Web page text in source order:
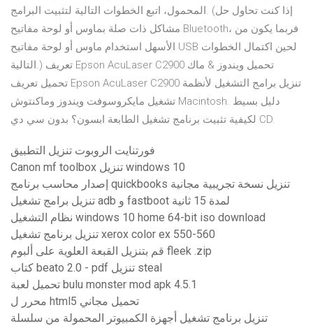
المحمول، اتبع الخطوات التالية لتثبيت البرامج. (إذا كنت تحاول حل
مشاكل ذات صلة بماوس أو لوحة مفاتيح Bluetooth، فربما يكون من
الأسهل استخدام ماوس أو لوحة مفاتيح USB لحين اكتمال الخطوات
التالية.) تعريف Epson AcuLaser C2900 تحميل ويندوز & ماك
تحميل تعريف Epson AcuLaser C2900 تنزيل برامج التشغيل لأنظمة
تشغيل مايكروسوفت ويندوز وماكنتوش Macintosh. دليل بسيط
لكيفية تثبيت برنامج تشغيل الطابعة ابسون؟ بدون سي دي CD.
فورتنايت الروبوت تنزيل التطبيق
Canon mf toolbox تنزيل windows 10
إصدار محاسب برنامج quickbooks تنزيل نسخة تجريبية مجانية
تنزيل برامج تشغيل adb و fastboot لمدة 15 ثانية
نظام التشغيل windows 10 home 64-bit iso download
تنزيل برنامج تشغيل xerox color ex 550-560
قم بتنزيل القبعة العلوية على ألبوم fleek .zip
كتاب beato 2.0 - pdf تنزيل steal
تحميل لعبة bulu monster mod apk 4.5.1
محرر ل html5 تحميل مجاني
تنزيل برنامج تشغيل أجهزة الكمبيوتر المحمولة من سلسلة